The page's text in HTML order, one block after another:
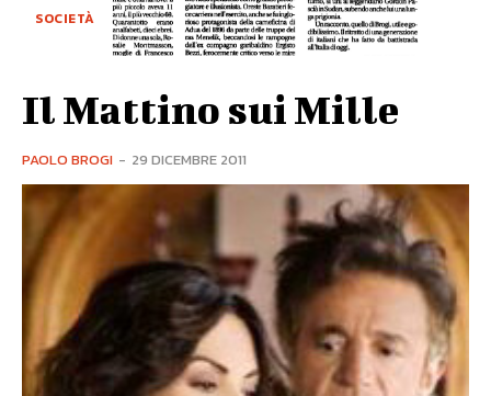
SOCIETÀ
Il Mattino sui Mille
PAOLO BROGI - 29 DICEMBRE 2011